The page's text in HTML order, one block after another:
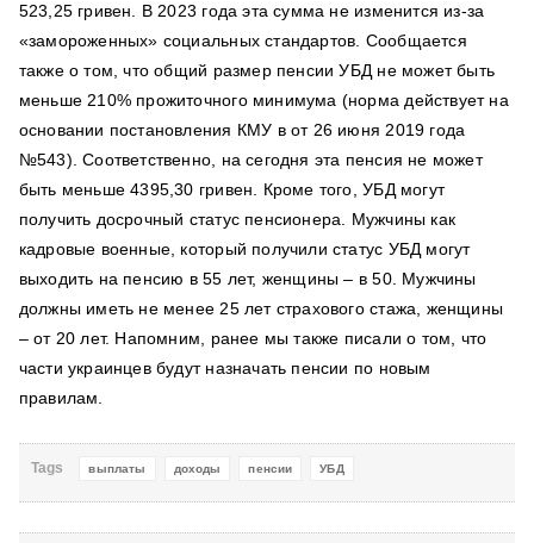
523,25 гривен. В 2023 года эта сумма не изменится из-за
«замороженных» социальных стандартов. Сообщается
также о том, что общий размер пенсии УБД не может быть
меньше 210% прожиточного минимума (норма действует на
основании постановления КМУ в от 26 июня 2019 года
№543). Соответственно, на сегодня эта пенсия не может
быть меньше 4395,30 гривен. Кроме того, УБД могут
получить досрочный статус пенсионера. Мужчины как
кадровые военные, который получили статус УБД могут
выходить на пенсию в 55 лет, женщины – в 50. Мужчины
должны иметь не менее 25 лет страхового стажа, женщины
– от 20 лет. Напомним, ранее мы также писали о том, что
части украинцев будут назначать пенсии по новым
правилам.
Tags выплаты доходы пенсии УБД